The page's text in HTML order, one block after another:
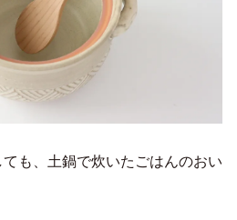
も、土鍋で炊いたごはんのおい